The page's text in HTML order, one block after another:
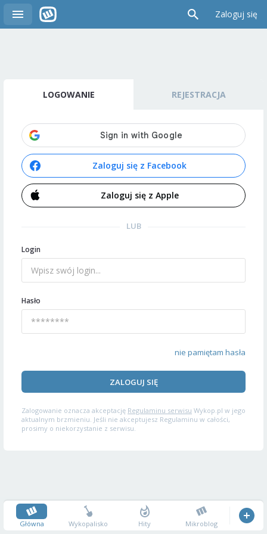
Zaloguj się
LOGOWANIE REJESTRACJA
Zaloguj się z Facebook
Zaloguj się z Apple
LUB
Login
Hasło
nie pamiętam hasła
ZALOGUJ SIĘ
Zalogowanie oznacza akceptację Regulaminu serwisu Wykop.pl w jego
aktualnym brzmieniu. Jeśli nie akceptujesz Regulaminu w całości,
prosimy o niekorzystanie z serwisu.
Główna Wykopalisko Hity Mikroblog